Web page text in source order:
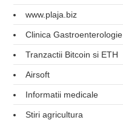
www.plaja.biz
Clinica Gastroenterologie
Tranzactii Bitcoin si ETH
Airsoft
Informatii medicale
Stiri agricultura